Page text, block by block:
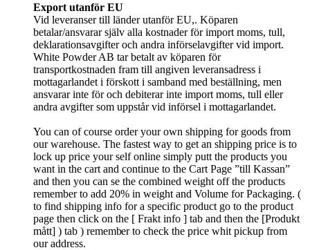
Export utanför EU
Vid leveranser till länder utanför EU,. Köparen
betalar/ansvarar själv alla kostnader för import moms, tull,
deklarationsavgifter och andra införselavgifter vid import.
White Powder AB tar betalt av köparen för
transportkostnaden fram till angiven leveransadress i
mottagarlandet i förskott i samband med beställning, men
ansvarar inte för och debiterar inte import moms, tull eller
andra avgifter som uppstår vid införsel i mottagarlandet.
You can of course order your own shipping for goods from
our warehouse. The fastest way to get an shipping price is to
lock up price your self online simply putt the products you
want in the cart and continue to the Cart Page ”till Kassan”
and then you can se the combined weight off the products
remember to add 20% in weight and Volume for Packaging. (
to find shipping info for a specific product go to the product
page then click on the [ Frakt info ] tab and then the [Produkt
mått] ) tab ) rememberto check the price whit pickup from
our address.